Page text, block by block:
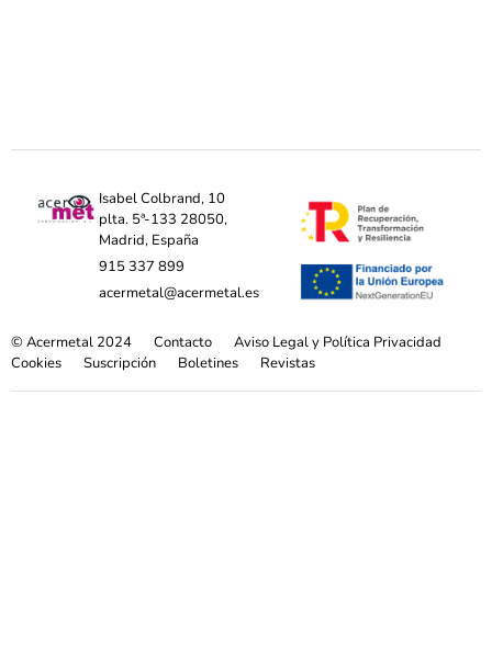
Isabel Colbrand, 10
plta. 5ª-133 28050,
Madrid, España
915 337 899
acermetal@acermetal.es
© Acermetal 2024 Contacto
Aviso Legal y Política Privacidad
Cookies
Suscripción Boletines Revistas